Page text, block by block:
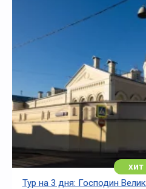
хит
Тур на 3 дня: Господин